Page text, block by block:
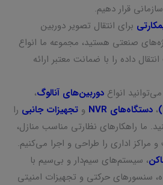
قرار دهیم.
برای انتقال تصویر دوربین
صنعتی هستید، مجموعه ما انواع
داده را با ضمانت معتبر ارائه
می‌توانید انواع دوربین‌های آنالوگ،
، دستگاه‌های NVR و تجهیزات جانبی را
ما راهکارهای نظارتی مناسب منازل،
اداری را طراحی و اجرا می‌کنیم.
، سیستم‌های سیم‌دار و بی‌سیم با
سنسورهای حرکتی و تجهیزات امنیتی